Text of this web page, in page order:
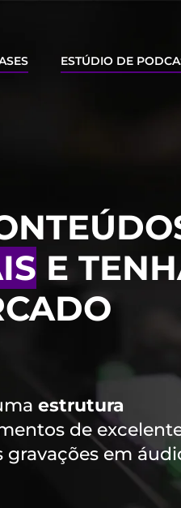
ESTÚDIO DE
E
estrutura
de
gravações em